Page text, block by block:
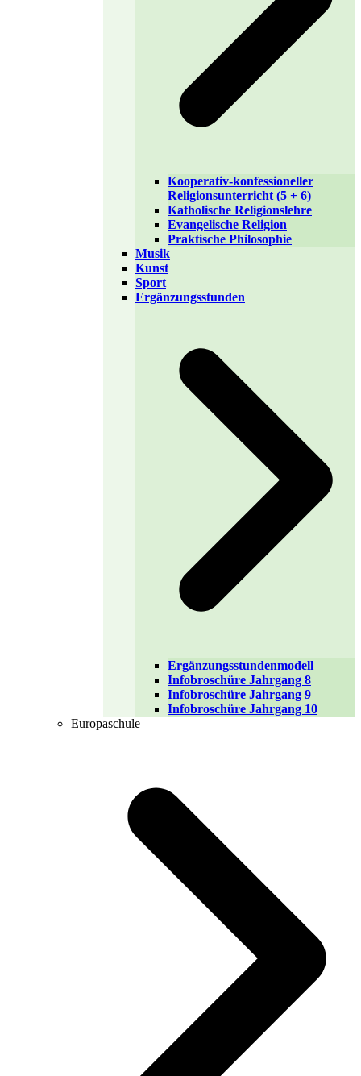
Kooperativ-konfessioneller
Religionsunterricht (5 + 6)
Katholische Religionslehre
Evangelische Religion
Praktische Philosophie
Musik
Kunst
Sport
Ergänzungsstunden
Ergänzungsstundenmodell
Infobroschüre Jahrgang 8
Infobroschüre Jahrgang 9
Infobroschüre Jahrgang 10
Europaschule